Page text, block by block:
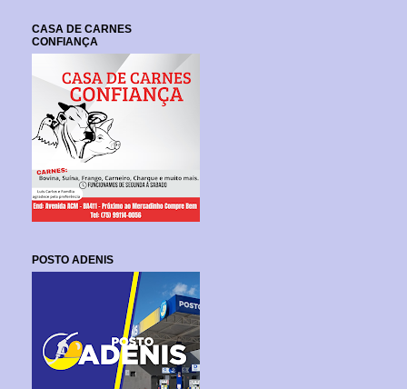
CASA DE CARNES
CONFIANÇA
POSTO ADENIS